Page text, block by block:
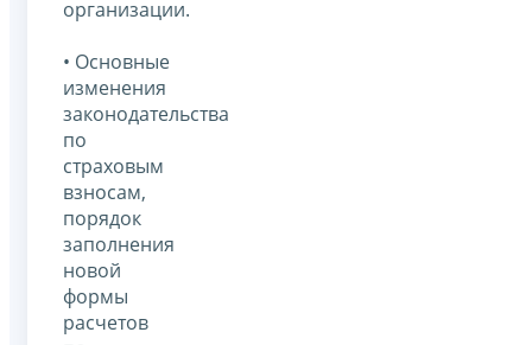
организации.
• Основные
изменения
законодательства
по
страховым
взносам,
порядок
заполнения
новой
формы
расчетов